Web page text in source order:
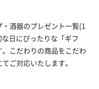
酒器のプレゼント一覧(1
日にぴったりな「ギフ
こだわりの商品をこだわ
ご対応いたします。